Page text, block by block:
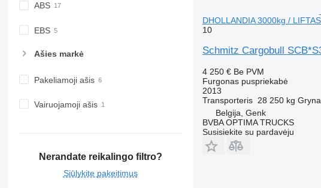
ABS
EBS
Ašies markė
Pakeliamoji ašis
Vairuojamoji ašis
Nerandate reikalingo filtro?
Siūlykite pakeitimus
DHOLLANDIA 3000kg /
10
Schmitz Cargobull
4 250 € Be PVM
Furgonas puspriekabė
2013
Transporteris 28 250 kg
Belgija, Genk
BVBA OPTIMA TRUCKS
Susisiekite su pardavėju